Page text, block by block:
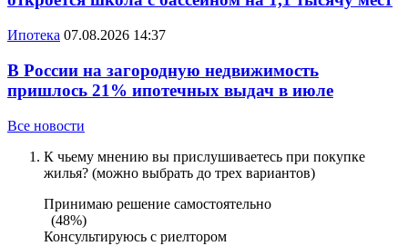
Ипотека 07.08.2026 14:37
В России на загородную недвижимость
пришлось 21% ипотечных выдач в июле
Все новости
К чьему мнению вы прислушиваетесь при покупке
жилья? (можно выбрать до трех вариантов)
Принимаю решение самостоятельно
(48%)
Консультируюсь с риелтором